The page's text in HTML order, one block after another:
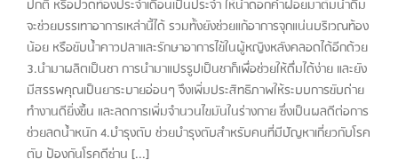
ปกติ หรือปวดท้องประจำเดือนเป็นประจำ ให้นำดอกคำฝอยมาต้มน้ำดื่ม
จะช่วยบรรเทาอาการเหล่านี้ได้ รวมทั้งยังช่วยแก้อาการจุกแน่นบริเวณท้อง
น้อย หรือขับน้ำคาวปลาและรักษาอาการไข้ในผู้หญิงหลังคลอดได้อีกด้วย
3.นำมาผลิตเป็นชา การนำมาแปรรูปเป็นชาก็เพื่อช่วยให้ดื่มได้ง่าย และยัง
มีสรรพคุณเป็นยาระบายอ่อนๆ จึงเพิ่มประสิทธิภาพให้ระบบการขับถ่าย
ทำงานดียิ่งขึ้น และลดการเพิ่มจำนวนไขมันในร่างกาย ซึ่งเป็นผลดีต่อการ
ช่วยลดน้ำหนัก 4.บำรุงตับ ช่วยบำรุงตับสำหรับคนที่มีปัญหาเกี่ยวกับโรค
ตับ ป้องกันโรคดีซ่าน [...]